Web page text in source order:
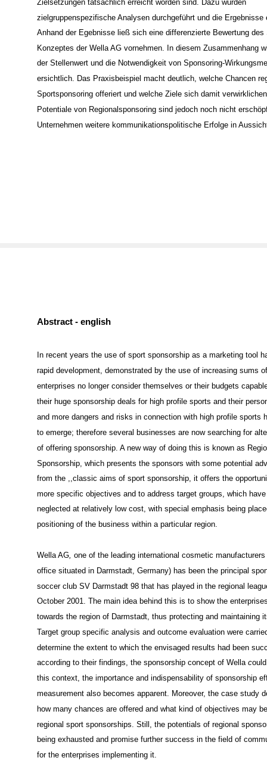
Zielsetzungen tatsächlich erreicht worden sind. Dazu wurden
zielgruppenspezifische Analysen durchgeführt und die Ergebnisse
Anhand der Egebnisse ließ sich eine differenzierte Bewertung des
Konzeptes der Wella AG vornehmen. In diesem Zusammenhang
der Stellenwert und die Notwendigkeit von Sponsoring-
ersichtlich. Das Praxisbeispiel macht deutlich, welche Chancen
Sportsponsoring offeriert und welche Ziele sich damit
Potentiale von Regionalsponsoring sind jedoch noch nicht
In recent years the use of sport sponsorship as a marketing tool
rapid development, demonstrated by the use of increasing sums
enterprises no longer consider themselves or their budgets
their huge sponsorship deals for high profile sports and their
and more dangers and risks in connection with high profile sports
to emerge; therefore several businesses are now searching for
of offering sponsorship. A new way of doing this is known as
Sponsorship, which presents the sponsors with some potential
from the ,,classic aims of sport sponsorship, it offers the
more specific objectives and to address target groups, which
neglected at relatively low cost, with special emphasis being
Wella AG
one of the leading international cosmetic
office situated in Darmstadt, Germany) has been the principal
soccer club SV Darmstadt 98
that has played in the regional
October 2001. The main idea behind this is to show the
towards the region of Darmstadt, thus protecting and maintaining
Target group specific analysis and outcome evaluation were
determine the extent to which the envisaged results had been
according to their findings, the sponsorship concept of Wella
c
this context, the importance and indispensability of sponsorship
measurement also becomes apparent. Moreover, the case study
how many chances are offered and what kind of objectives may
regional sport sponsorships. Still, the potentials of regional
being exhausted and promise further success in the field of